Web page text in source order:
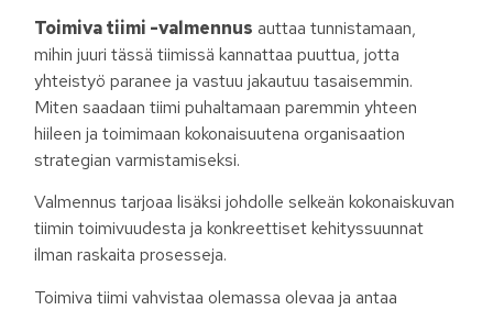
Toimiva tiimi -valmennus auttaa tunnistamaan,
mihin juuri tässä tiimissä kannattaa puuttua, jotta
yhteistyö paranee ja vastuu jakautuu tasaisemmin.
Miten saadaan tiimi puhaltamaan paremmin yhteen
hiileen ja toimimaan kokonaisuutena organisaation
strategian varmistamiseksi.
Valmennus tarjoaa lisäksi johdolle selkeän kokonaiskuvan
tiimin toimivuudesta ja konkreettiset kehityssuunnat
ilman raskaita prosesseja.
Toimiva tiimi vahvistaa olemassa olevaa ja antaa